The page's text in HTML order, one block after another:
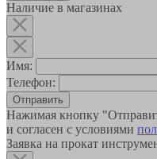
Наличие в магазинах
Имя:
Телефон:
Отправить
Нажимая кнопку
и согласен с условиями
Заявка на прокат